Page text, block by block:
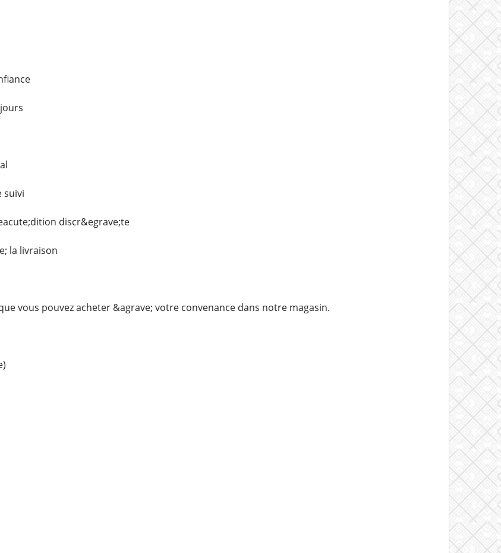
suivi
discr&egrave;te
la livraison
vous pouvez acheter &agrave; votre convenance dans notre magasin.